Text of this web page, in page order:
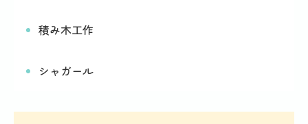
積み木工作
シャガール